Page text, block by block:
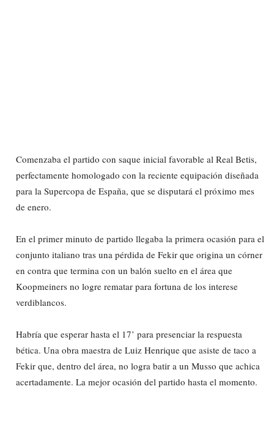
Comenzaba el partido con saque inicial favorable al Real Betis,
perfectamente homologado con la reciente equipación diseñada
para la Supercopa de España, que se disputará el próximo mes
de enero.
En el primer minuto de partido llegaba la primera ocasión para el
conjunto italiano tras una pérdida de Fekir que origina un córner
en contra que termina con un balón suelto en el área que
Koopmeiners no logre rematar para fortuna de los interese
verdiblancos.
Habría que esperar hasta el 17’ para presenciar la respuesta
bética. Una obra maestra de Luiz Henrique que asiste de taco a
Fekir que, dentro del área, no logra batir a un Musso que achica
acertadamente. La mejor ocasión del partido hasta el momento.